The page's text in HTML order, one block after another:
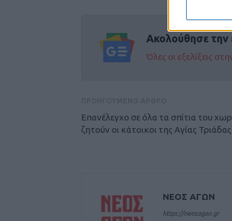
Ακολούθησε
Όλες οι εξελίξεις
Επανέλεγχο σε όλα τα σπίτια του
ζητούν οι κάτοικοι της Αγίας
ΝΕΟΣ ΑΓΩΝ
https://neosagon.gr